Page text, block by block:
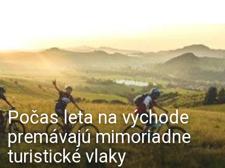
Počas leta na východe
premávajú mimoriadne
turistické vlaky